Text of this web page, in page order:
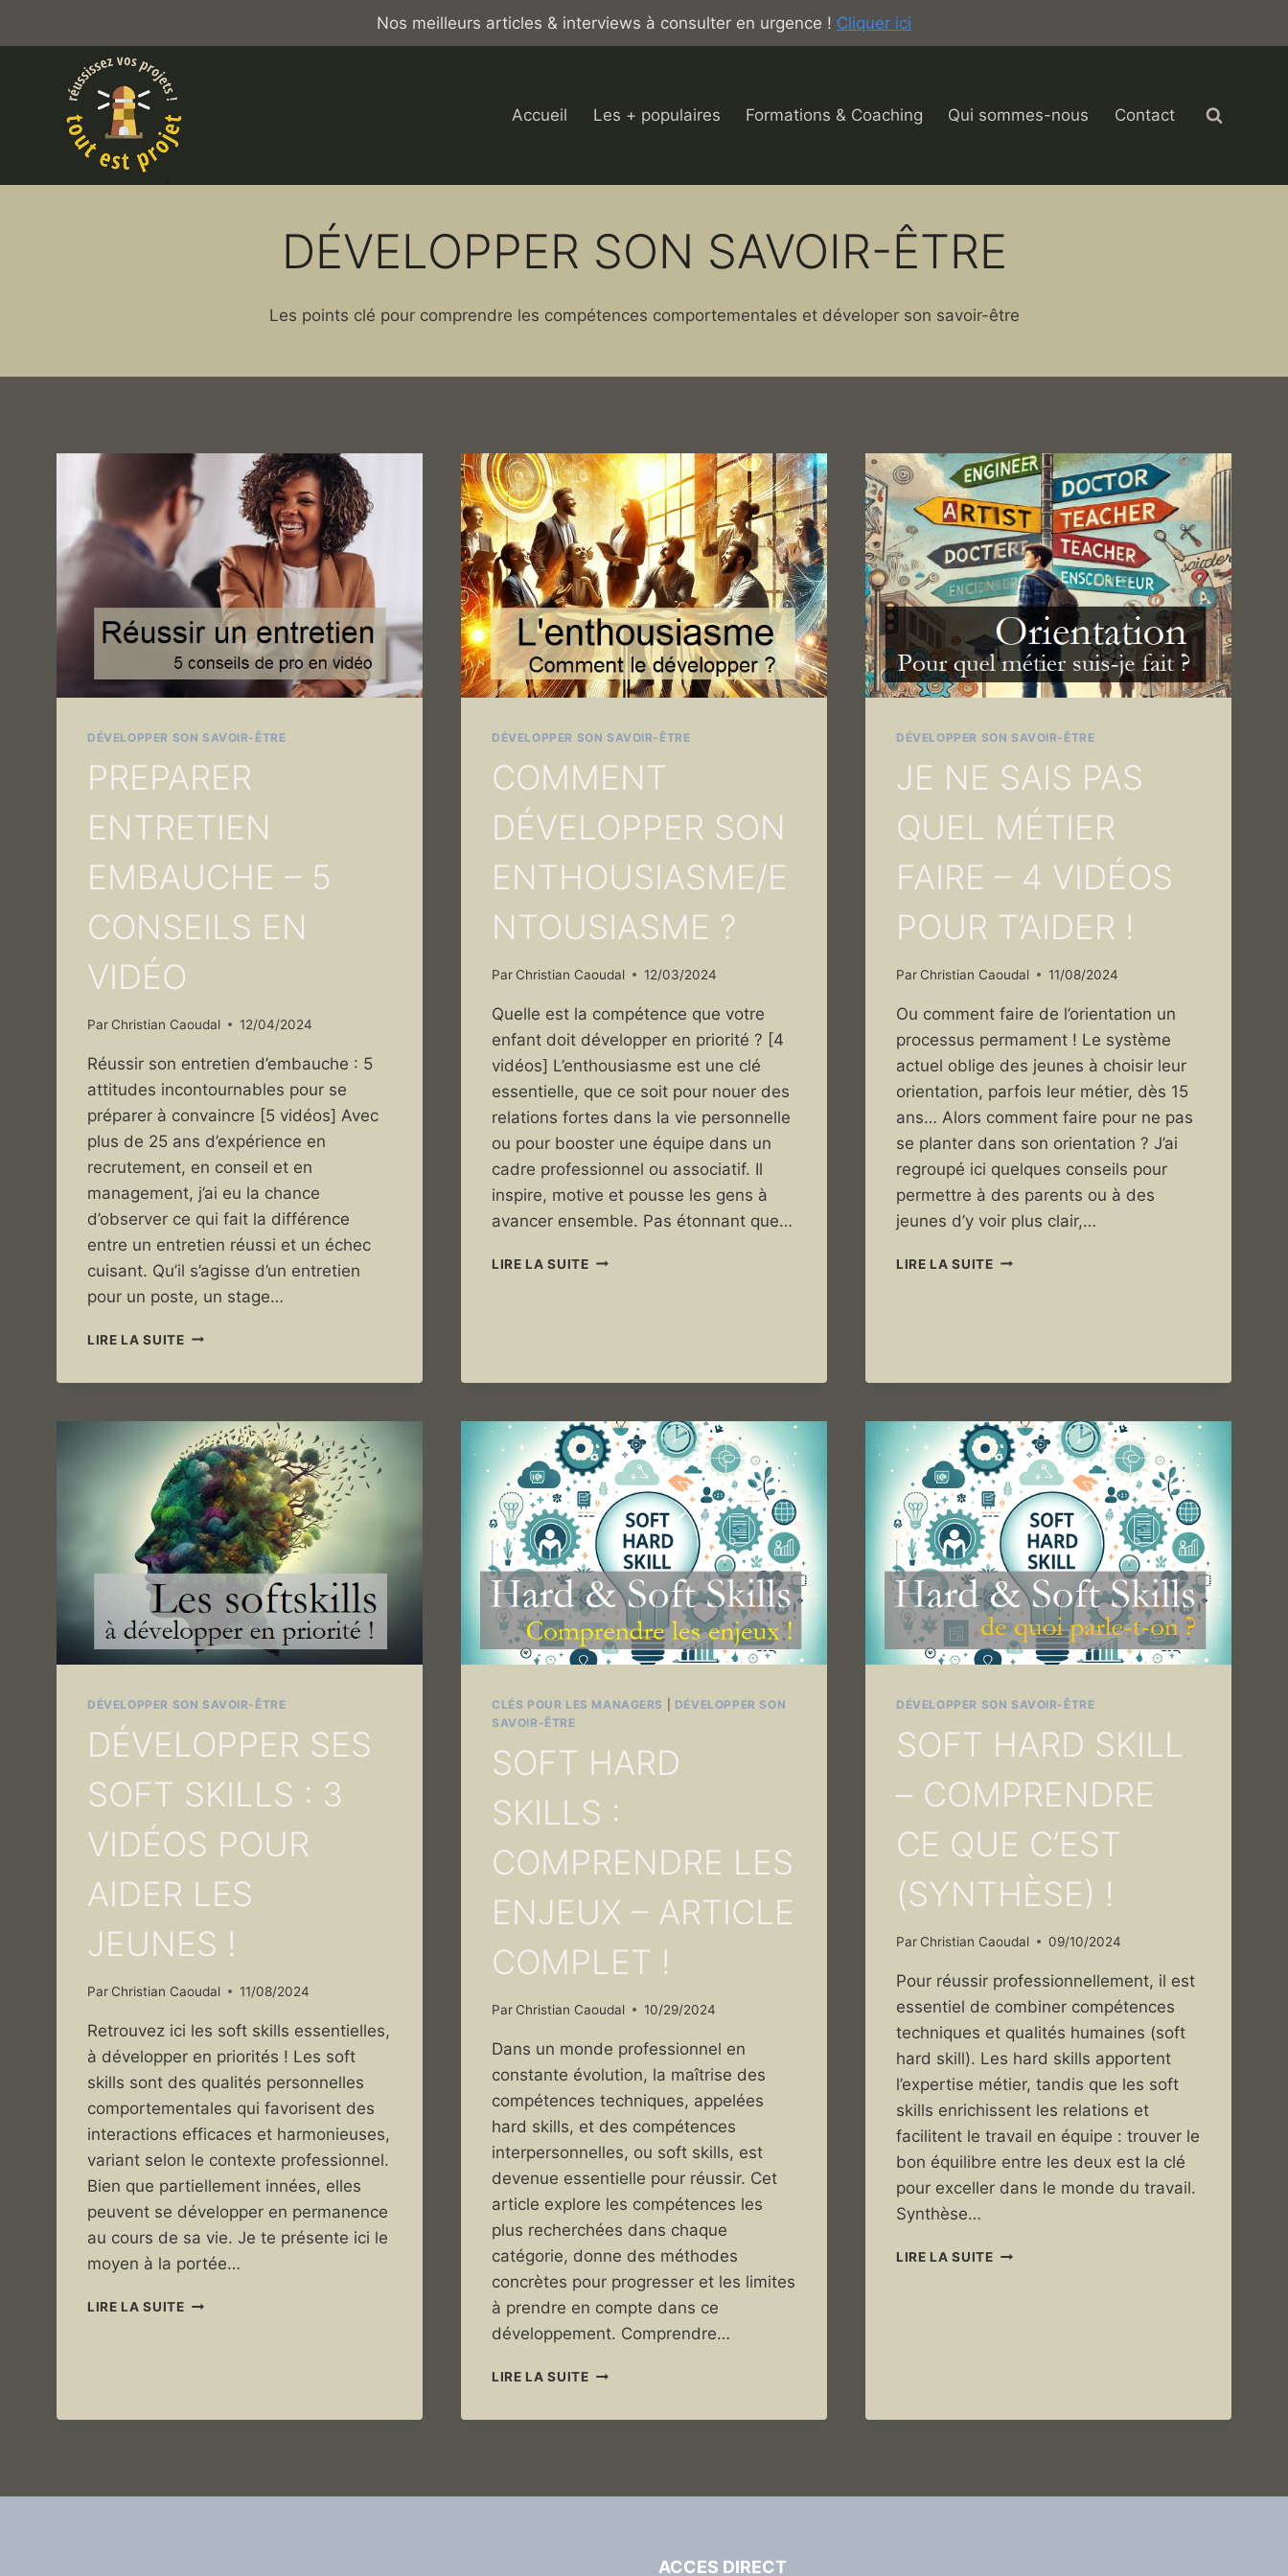
Nos meilleurs articles & interviews à consulter en urgence ! Cliquer ici
Accueil Les + populaires Formations & Coaching Qui sommes-nous Contact
DÉVELOPPER SON SAVOIR-ÊTRE
Les points clé pour comprendre les compétences comportementales et déveloper son savoir-être
DÉVELOPPER SON SAVOIR-ÊTRE
PREPARER
ENTRETIEN
EMBAUCHE – 5
CONSEILS EN
VIDÉO
Par Christian Caoudal 12/04/2024
Réussir son entretien d’embauche : 5
attitudes incontournables pour se
préparer à convaincre [5 vidéos] Avec
plus de 25 ans d’expérience en
recrutement, en conseil et en
management, j’ai eu la chance
d’observer ce qui fait la différence
entre un entretien réussi et un échec
cuisant. Qu’il s’agisse d’un entretien
pour un poste, un stage…
LIRE LA SUITEPREPARER
CONSEILS
EN
VIDÉO
DÉVELOPPER SON SAVOIR-ÊTRE
COMMENT
DÉVELOPPER SON
ENTHOUSIASME/E
NTOUSIASME ?
Par Christian Caoudal 12/03/2024
Quelle est la compétence que votre
enfant doit développer en priorité ? [4
vidéos] L’enthousiasme est une clé
essentielle, que ce soit pour nouer des
relations fortes dans la vie personnelle
ou pour booster une équipe dans un
cadre professionnel ou associatif. Il
inspire, motive et pousse les gens à
avancer ensemble. Pas étonnant que…
LIRE LA SUITECOMMENT
DÉVELOPPER SON SAVOIR-ÊTRE
JE NE SAIS PAS
QUEL MÉTIER
FAIRE – 4 VIDÉOS
POUR T’AIDER !
Par Christian Caoudal 11/08/2024
Ou comment faire de l’orientation un
processus permament ! Le système
actuel oblige des jeunes à choisir leur
orientation, parfois leur métier, dès 15
ans… Alors comment faire pour ne pas
se planter dans son orientation ? J’ai
regroupé ici quelques conseils pour
permettre à des parents ou à des
jeunes d’y voir plus clair,…
LIRE LA SUITEJE
FAIRE
4
VIDÉOS
POUR
T’AIDER
!
DÉVELOPPER SON SAVOIR-ÊTRE
DÉVELOPPER SES
SOFT SKILLS : 3
VIDÉOS POUR
AIDER LES
JEUNES !
Par Christian Caoudal 11/08/2024
Retrouvez ici les soft skills essentielles,
à développer en priorités ! Les soft
skills sont des qualités personnelles
comportementales qui favorisent des
interactions efficaces et harmonieuses,
variant selon le contexte professionnel.
Bien que partiellement innées, elles
peuvent se développer en permanence
au cours de sa vie. Je te présente ici le
moyen à la portée…
LIRE LA SUITEDÉVELOPPER
VIDÉOS
CLÉS POUR LES MANAGERS
DÉVELOPPER SON
SAVOIR-ÊTRE
SOFT HARD
SKILLS :
COMPRENDRE LES
ENJEUX – ARTICLE
COMPLET !
Par Christian Caoudal 10/29/2024
Dans un monde professionnel en
constante évolution, la maîtrise des
compétences techniques, appelées
hard skills, et des compétences
interpersonnelles, ou soft skills, est
devenue essentielle pour réussir. Cet
article explore les compétences les
plus recherchées dans chaque
catégorie, donne des méthodes
concrètes pour progresser et les limites
à prendre en compte dans ce
développement. Comprendre…
LIRE LA SUITESOFT
DÉVELOPPER SON SAVOIR-ÊTRE
SOFT HARD SKILL
– COMPRENDRE
CE QUE C’EST
(SYNTHÈSE) !
Par Christian Caoudal 09/10/2024
Pour réussir professionnellement, il est
essentiel de combiner compétences
techniques et qualités humaines (soft
hard skill). Les hard skills apportent
l’expertise métier, tandis que les soft
skills enrichissent les relations et
facilitent le travail en équipe : trouver le
bon équilibre entre les deux est la clé
pour exceller dans le monde du travail.
Synthèse…
LIRE LA SUITESOFT
ACCES DIRECT